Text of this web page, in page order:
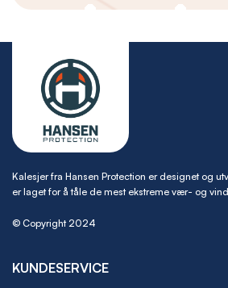
Kalesjer fra Hansen Protection er designet og
er laget for å tåle de mest ekstreme vær- og
© Copyright 2024
KUNDESERVICE